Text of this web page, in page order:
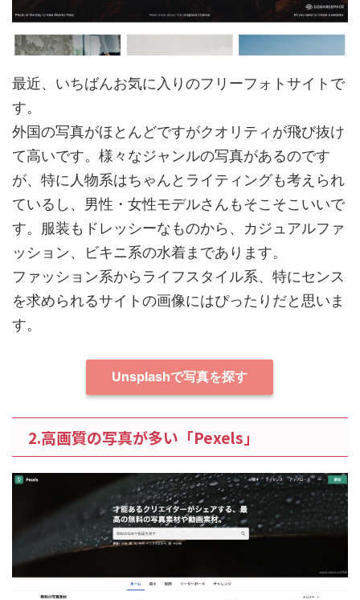
最近、いちばんお気に入りのフリーフォトサイトで
す。
外国の写真がほとんどですがクオリティが飛び抜け
て高いです。様々なジャンルの写真があるのです
が、特に人物系はちゃんとライティングも考えられ
ているし、男性・女性モデルさんもそこそこいいで
す。服装もドレッシーなものから、カジュアルファ
ッション、ビキニ系の水着まであります。
ファッション系からライフスタイル系、特にセンス
を求められるサイトの画像にはぴったりだと思いま
す。
Unsplashで写真を探す
2.高画質の写真が多い「Pexels」